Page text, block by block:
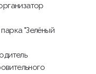
"Зелёный